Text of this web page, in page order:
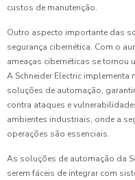
custos de manutenção.
Outro aspecto importante das
segurança cibernética. Com o
ameaças cibernéticas se tornou
A Schneider Electric
soluções de automação,
contra ataques e
ambientes industriais, onde a
operações são essenciais.
As soluções de automação da
serem fáceis de integrar com